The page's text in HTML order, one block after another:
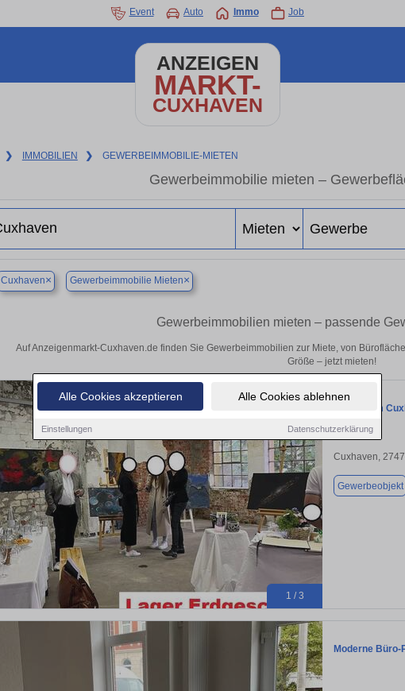
Alle Cookies akzeptieren Alle Cookies ablehnen
Einstellungen Datenschutzerklärung
Event Auto Immo Job
ANZEIGEN
MARKT-
CUXHAVEN
❯ IMMOBILIEN ❯ GEWERBEIMMOBILIE-MIETEN
Gewerbeimmobilie mieten –
Cuxhaven× Gewerbeimmobilie Mieten×
Gewerbeimmobilien mieten – passende
Auf Anzeigenmarkt-Cuxhaven.de finden Sie Gewerbeimmobilien zur Miete, von
Größe – jetzt mieten!
1 / 3
Lagerraum
Cuxhaven,
Gewerbeobjekt
Moderne Büro-